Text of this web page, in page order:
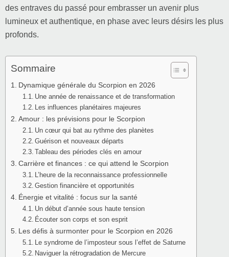
des entraves du passé pour embrasser un avenir plus
lumineux et authentique, en phase avec leurs désirs les plus
profonds.
Sommaire
Dynamique générale du Scorpion en 2026
Une année de renaissance et de transformation
Les influences planétaires majeures
Amour : les prévisions pour le Scorpion
Un cœur qui bat au rythme des planètes
Guérison et nouveaux départs
Tableau des périodes clés en amour
Carrière et finances : ce qui attend le Scorpion
L’heure de la reconnaissance professionnelle
Gestion financière et opportunités
Énergie et vitalité : focus sur la santé
Un début d’année sous haute tension
Écouter son corps et son esprit
Les défis à surmonter pour le Scorpion en 2026
Le syndrome de l’imposteur sous l’effet de Saturne
Naviguer la rétrogradation de Mercure